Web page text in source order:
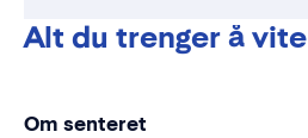
Alt du trenger å vite
Om senteret